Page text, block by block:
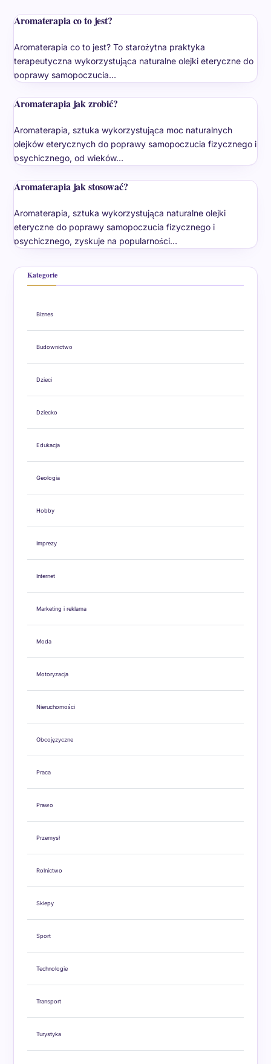
Aromaterapia co to jest?
Aromaterapia co to jest? To starożytna praktyka
terapeutyczna wykorzystująca naturalne olejki eteryczne do
poprawy samopoczucia…
Aromaterapia jak zrobić?
Aromaterapia, sztuka wykorzystująca moc naturalnych
olejków eterycznych do poprawy samopoczucia fizycznego i
psychicznego, od wieków…
Aromaterapia jak stosować?
Aromaterapia, sztuka wykorzystująca naturalne olejki
eteryczne do poprawy samopoczucia fizycznego i
psychicznego, zyskuje na popularności…
Kategorie
Biznes
Budownictwo
Dzieci
Dziecko
Edukacja
Geologia
Hobby
Imprezy
Internet
Marketing i reklama
Moda
Motoryzacja
Nieruchomości
Obcojęzyczne
Praca
Prawo
Przemysł
Rolnictwo
Sklepy
Sport
Technologie
Transport
Turystyka